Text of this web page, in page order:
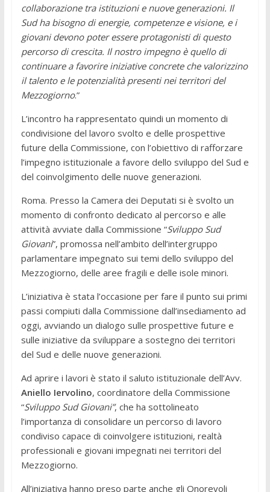
collaborazione tra istituzioni e nuove generazioni. Il
Sud ha bisogno di energie, competenze e visione, e i
giovani devono poter essere protagonisti di questo
percorso di crescita. Il nostro impegno è quello di
continuare a favorire iniziative concrete che valorizzino
il talento e le potenzialità presenti nei territori del
Mezzogiorno.”
L’incontro ha rappresentato quindi un momento di
condivisione del lavoro svolto e delle prospettive
future della Commissione, con l’obiettivo di rafforzare
l’impegno istituzionale a favore dello sviluppo del Sud e
del coinvolgimento delle nuove generazioni.
Roma. Presso la Camera dei Deputati si è svolto un
momento di confronto dedicato al percorso e alle
attività avviate dalla Commissione “Sviluppo Sud
Giovani”, promossa nell’ambito dell’intergruppo
parlamentare impegnato sui temi dello sviluppo del
Mezzogiorno, delle aree fragili e delle isole minori.
L’iniziativa è stata l’occasione per fare il punto sui primi
passi compiuti dalla Commissione dall’insediamento ad
oggi, avviando un dialogo sulle prospettive future e
sulle iniziative da sviluppare a sostegno dei territori
del Sud e delle nuove generazioni.
Ad aprire i lavori è stato il saluto istituzionale dell’Avv.
Aniello Iervolino, coordinatore della Commissione
“Sviluppo Sud Giovani”, che ha sottolineato
l’importanza di consolidare un percorso di lavoro
condiviso capace di coinvolgere istituzioni, realtà
professionali e giovani impegnati nei territori del
Mezzogiorno.
All’iniziativa hanno preso parte anche gli Onorevoli